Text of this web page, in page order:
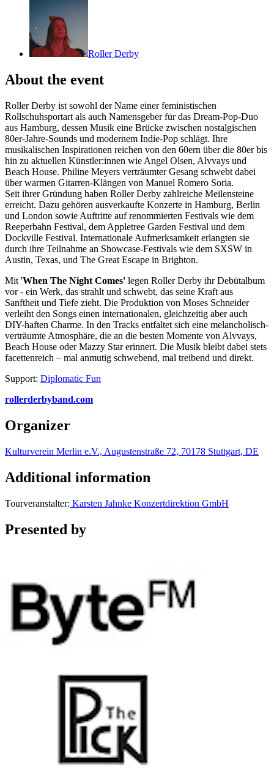
Roller Derby
About the event
Roller Derby ist sowohl der Name einer feministischen
Rollschuhsportart als auch Namensgeber für das Dream-Pop-Duo
aus Hamburg, dessen Musik eine Brücke zwischen nostalgischen
80er-Jahre-Sounds und modernem Indie-Pop schlägt. Ihre
musikalischen Inspirationen reichen von den 60ern über die 80er bis
hin zu aktuellen Künstler:innen wie Angel Olsen, Alvvays und
Beach House. Philine Meyers verträumter Gesang schwebt dabei
über warmen Gitarren-Klängen von Manuel Romero Soria.
Seit ihrer Gründung haben Roller Derby zahlreiche Meilensteine
erreicht. Dazu gehören ausverkaufte Konzerte in Hamburg, Berlin
und London sowie Auftritte auf renommierten Festivals wie dem
Reeperbahn Festival, dem Appletree Garden Festival und dem
Dockville Festival. Internationale Aufmerksamkeit erlangten sie
durch ihre Teilnahme an Showcase-Festivals wie dem SXSW in
Austin, Texas, und The Great Escape in Brighton.
Mit 'When The Night Comes' legen Roller Derby ihr Debütalbum
vor - ein Werk, das strahlt und schwebt, das seine Kraft aus
Sanftheit und Tiefe zieht. Die Produktion von Moses Schneider
verleiht den Songs einen internationalen, gleichzeitig aber auch
DIY-haften Charme. In den Tracks entfaltet sich eine melancholisch-
verträumte Atmosphäre, die an die besten Momente von Alvvays,
Beach House oder Mazzy Star erinnert. Die Musik bleibt dabei stets
facettenreich – mal anmutig schwebend, mal treibend und direkt.
Support: Diplomatic Fun
rollerderbyband.com
Organizer
Kulturverein Merlin e.V., Augustenstraße 72, 70178 Stuttgart, DE
Additional information
Tourveranstalter: Karsten Jahnke Konzertdirektion GmbH
Presented by